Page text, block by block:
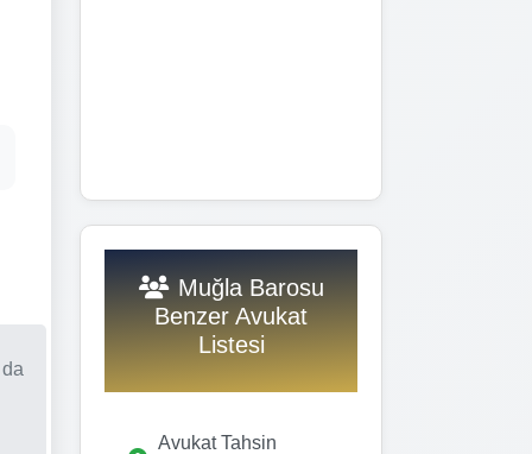
Muğla Barosu
Benzer Avukat
Listesi
Avukat Tahsin